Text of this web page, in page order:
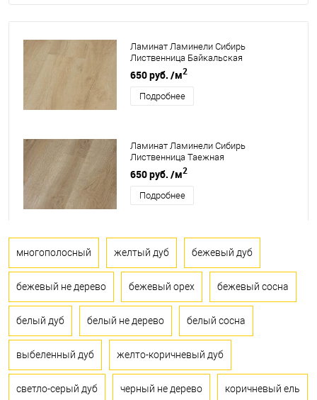
Ламинат Ламинели Сибирь
Лиственница Байкальская
650 руб. /м2
Подробнее
Ламинат Ламинели Сибирь
Лиственница Таежная
650 руб. /м2
Подробнее
многополосный желтый дуб бежевый дуб
бежевый не дерево бежевый орех бежевый сосна
белый дуб белый не дерево белый сосна
выбеленный дуб желто-коричневый дуб
светло-серый дуб черный не дерево коричневый ель